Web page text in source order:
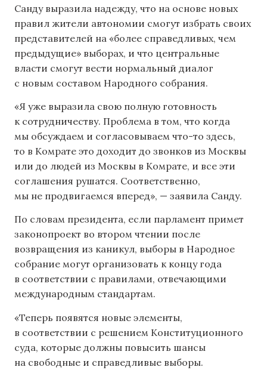
Санду выразила надежду, что на основе новых
правил жители автономии смогут избрать своих
представителей на «более справедливых, чем
предыдущие» выборах, и что центральные
власти смогут вести нормальный диалог
с новым составом Народного собрания.
«Я уже выразила свою полную готовность
к сотрудничеству. Проблема в том, что когда
мы обсуждаем и согласовываем что-то здесь,
то в Комрате это доходит до звонков из Москвы
или до людей из Москвы в Комрате, и все эти
соглашения рушатся. Соответственно,
мы не продвигаемся вперед», — заявила Санду.
По словам президента, если парламент примет
законопроект во втором чтении после
возвращения из каникул, выборы в Народное
собрание могут организовать к концу года
в соответствии с правилами, отвечающими
международным стандартам.
«Теперь появятся новые элементы,
в соответствии с решением Конституционного
суда, которые должны повысить шансы
на свободные и справедливые выборы.